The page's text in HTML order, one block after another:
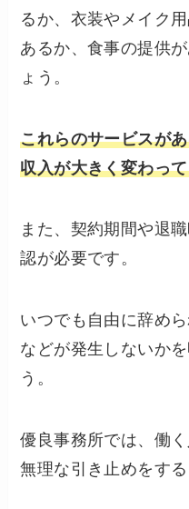
るか、衣装やメイク
あるか、食事の提供
ょう。
これらのサービスが
収入が大きく変わっ
また、契約期間や退
認が必要です。
いつでも自由に辞め
などが発生しないか
う。
優良事務所では、働
無理な引き止めをす